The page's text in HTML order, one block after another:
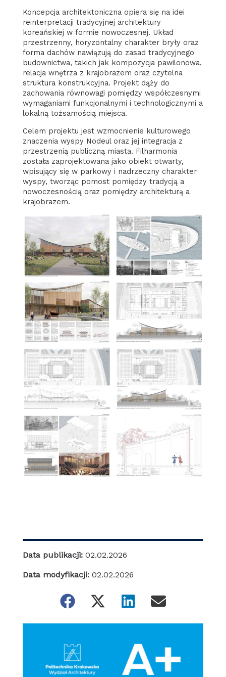
Koncepcja architektoniczna opiera się na idei
reinterpretacji tradycyjnej architektury
koreańskiej w formie nowoczesnej. Układ
przestrzenny, horyzontalny charakter bryły oraz
forma dachów nawiązują do zasad tradycyjnego
budownictwa, takich jak kompozycja pawilonowa,
relacja wnętrza z krajobrazem oraz czytelna
struktura konstrukcyjna. Projekt dąży do
zachowania równowagi pomiędzy współczesnymi
wymaganiami funkcjonalnymi i technologicznymi a
lokalną tożsamością miejsca.
Celem projektu jest wzmocnienie kulturowego
znaczenia wyspy Nodeul oraz jej integracja z
przestrzenią publiczną miasta. Filharmonia
została zaprojektowana jako obiekt otwarty,
wpisujący się w parkowy i nadrzeczny charakter
wyspy, tworząc pomost pomiędzy tradycją a
nowoczesnością oraz pomiędzy architekturą a
krajobrazem.
Data publikacji: 02.02.2026
Data modyfikacji: 02.02.2026